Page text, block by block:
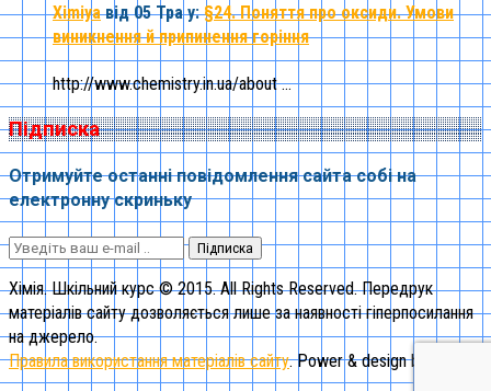
Ximiya від 05 Трау:§24. Поняття про оксиди. Умови
виникнення й припинення горіння
http://www.chemistry.in.ua/about ...
Підписка
Отримуйте останні повідомлення сайта собі на
електронну скриньку
Підписка
Хімія. Шкільний курс © 2015. All Rights Reserved. Передрук
матеріалів сайту дозволяється лише за наявності гіперпосилання
на джерело.
Правила використання матеріалів сайту. Power & design by "1st"